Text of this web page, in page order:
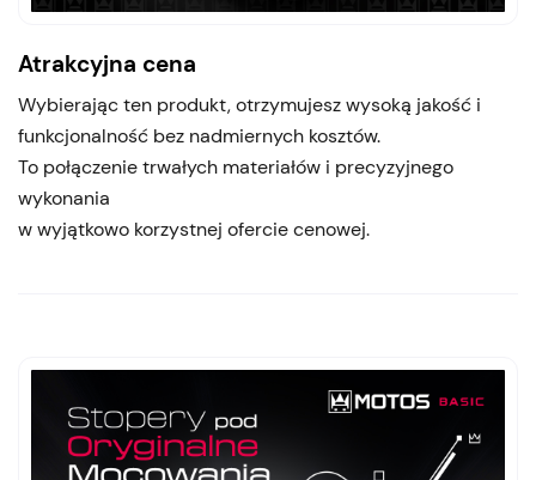
Atrakcyjna cena
Wybierając ten produkt, otrzymujesz wysoką jakość i
funkcjonalność bez nadmiernych kosztów.
To połączenie trwałych materiałów i precyzyjnego
wykonania
w wyjątkowo korzystnej ofercie cenowej.